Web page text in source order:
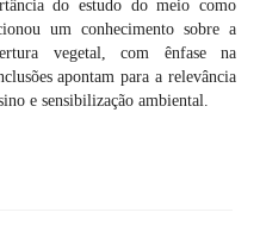
do estudo do meio como
um conhecimento sobre a
vegetal, com ênfase na
apontam para a relevância
e sensibilização ambiental.